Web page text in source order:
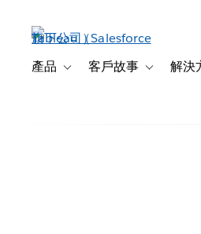
產品 Toggle sub-navigation for 產
客戶故事 Toggle解決